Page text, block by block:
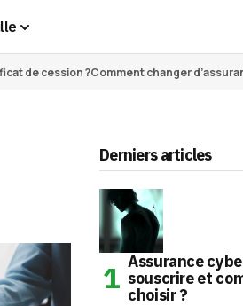
de cession ?Comment changer
Derniers articles
Assurance
souscrire et
choisir ?